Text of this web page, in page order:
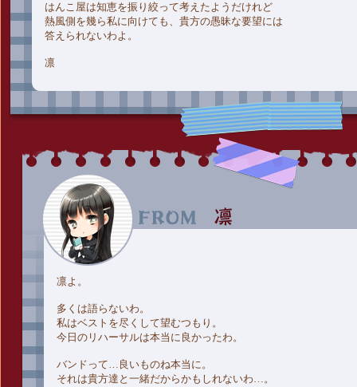
はんこ屋は知恵を振り絞って考えたようだけれど
熱風側を幾ら私に向けても、貴方の愚昧な要望には
答えられないわよ。
凛
凛よ。
多くは語らないわ。
私はベストを尽くして望むつもり。
今日のリハーサルは本当に良かったわ。
バンドって…良いものね本当に。
それは貴方達と一緒だからかもしれないわ…。